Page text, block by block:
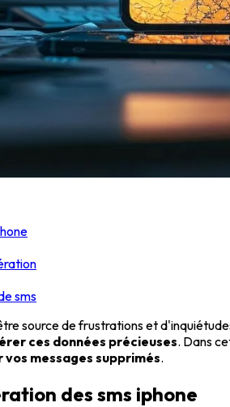
sms
source de frustrations et
ces données précieuses. Dans
messages supprimés.
des sms iphone